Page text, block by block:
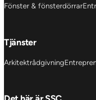
Fönster & fönsterdörrar
Tjänster
Arkitektrådgivning